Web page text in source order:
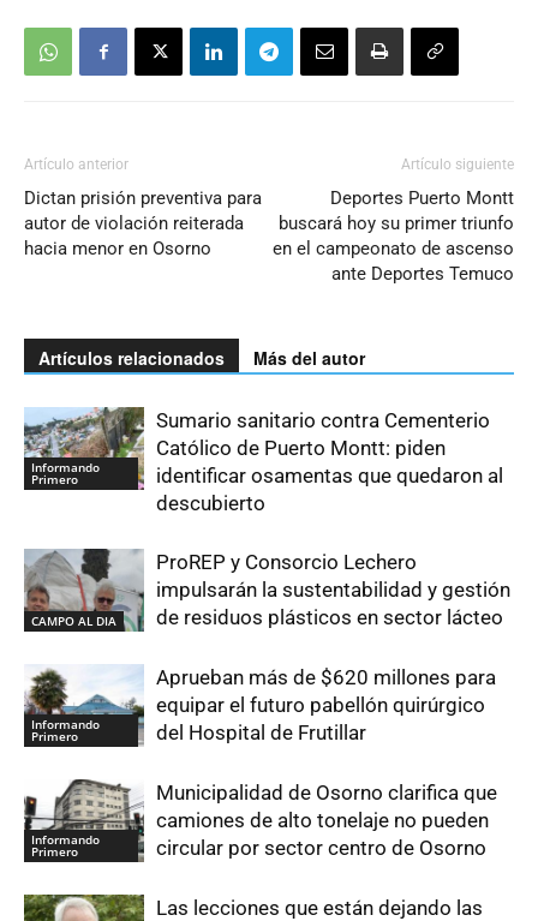
Artículo anterior
Dictan prisión preventiva para
autor de violación reiterada
hacia menor en Osorno
Artículo siguiente
Deportes Puerto Montt
buscará hoy su primer triunfo
en el campeonato de ascenso
ante Deportes Temuco
Artículos relacionados Más del autor
Informando
Primero
Sumario sanitario contra Cementerio
Católico de Puerto Montt: piden
identificar osamentas que quedaron al
descubierto
CAMPO AL DIA
ProREP y Consorcio Lechero
impulsarán la sustentabilidad y gestión
de residuos plásticos en sector lácteo
Informando
Primero
Aprueban más de $620 millones para
equipar el futuro pabellón quirúrgico
del Hospital de Frutillar
Informando
Primero
Municipalidad de Osorno clarifica que
camiones de alto tonelaje no pueden
circular por sector centro de Osorno
Las lecciones que están dejando las